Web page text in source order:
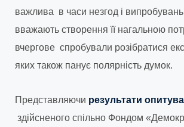
важлива в часи незгод і
вважають створення її нагальною
вчергове спробували розібратися
яких також панує полярність думок.
Представляючи результати
здійсненого спільно Фондом